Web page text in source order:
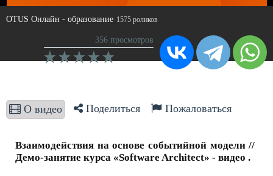
OTUS Онлайн - образование 1575 роликов
356 просмотров
О видео Поделиться Пожаловаться
Взаимодействия на основе событийной модели //
Демо-занятие курса «Software Architect» - видео .